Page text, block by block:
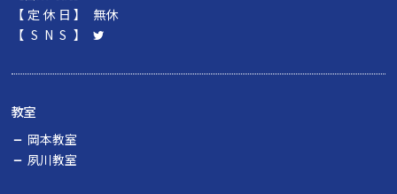
【定休日】
無休
【SNS】
教室
岡本教室
夙川教室